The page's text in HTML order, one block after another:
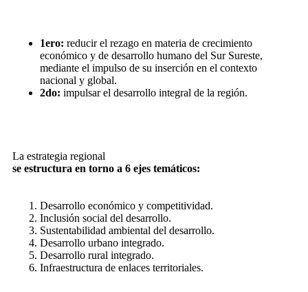
1ero: reducir el rezago en materia de crecimiento
económico y de desarrollo humano del Sur Sureste,
mediante el impulso de su inserción en el contexto
nacional y global.
2do: impulsar el desarrollo integral de la región.
La estrategia regional
se estructura en torno a 6 ejes temáticos:
Desarrollo económico y competitividad.
Inclusión social del desarrollo.
Sustentabilidad ambiental del desarrollo.
Desarrollo urbano integrado.
Desarrollo rural integrado.
Infraestructura de enlaces territoriales.